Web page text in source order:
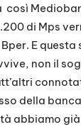
di Mps
E
non il
della
abbiamo